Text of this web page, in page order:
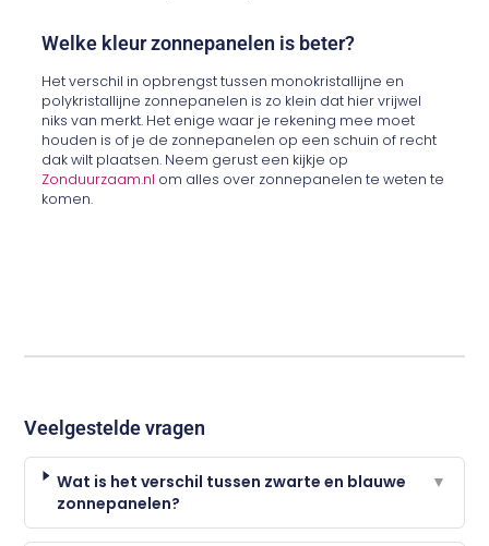
Welke kleur zonnepanelen is beter?
Het verschil in opbrengst tussen monokristallijne en
polykristallijne zonnepanelen is zo klein dat hier vrijwel
niks van merkt. Het enige waar je rekening mee moet
houden is of je de zonnepanelen op een schuin of recht
dak wilt plaatsen. Neem gerust een kijkje op
Zonduurzaam.nl om alles over zonnepanelen te weten te
komen.
Veelgestelde vragen
Wat is het verschil tussen zwarte en blauwe
zonnepanelen?
▼